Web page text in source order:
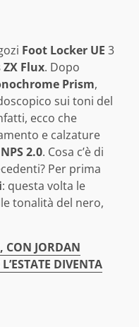
Foot Locker UE 3
Flux. Dopo
Prism,
sui toni del
ecco che
e calzature
2.0. Cosa c’è di
Per prima
: questa volta le
tonalità del nero,
CON JORDAN
DIVENTA